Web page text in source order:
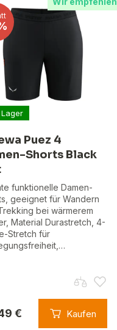
Puez 4
Shorts Black
funktionelle Damen-
geeignet für Wandern
bei wärmerem
Material Durastretch, 4-
Stretch für
€ Kaufen